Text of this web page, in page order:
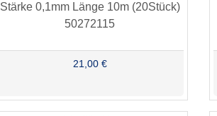
Stärke 0,1mm Länge 10m (20Stück)
50272115
21,00 €